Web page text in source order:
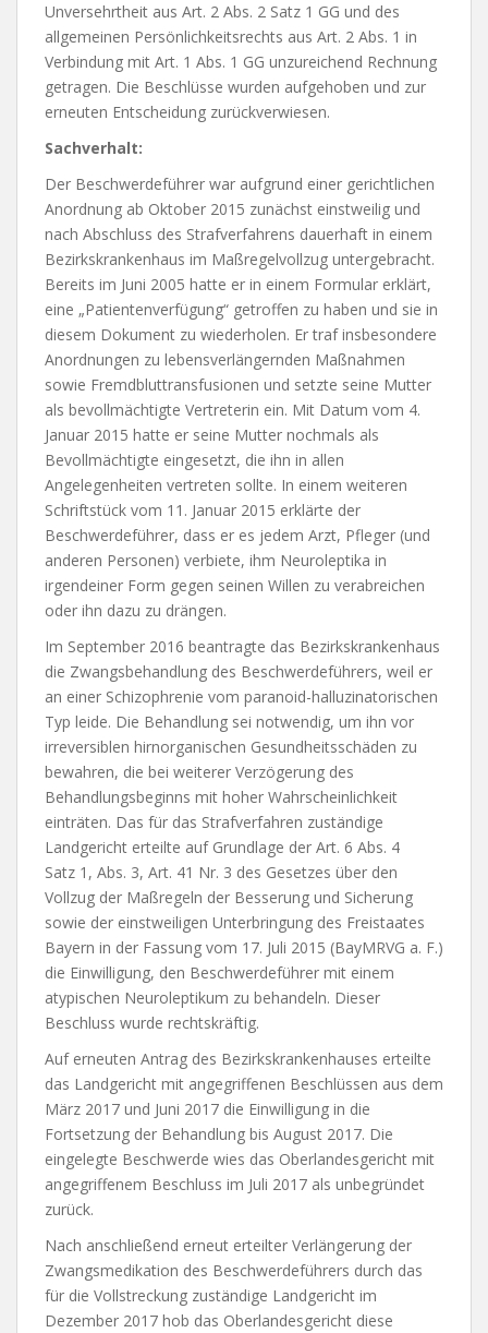
Unversehrtheit aus Art. 2 Abs. 2 Satz 1 GG und des
allgemeinen Persönlichkeitsrechts aus Art. 2 Abs. 1 in
Verbindung mit Art. 1 Abs. 1 GG unzureichend Rechnung
getragen. Die Beschlüsse wurden aufgehoben und zur
erneuten Entscheidung zurückverwiesen.
Sachverhalt:
Der Beschwerdeführer war aufgrund einer gerichtlichen
Anordnung ab Oktober 2015 zunächst einstweilig und
nach Abschluss des Strafverfahrens dauerhaft in einem
Bezirkskrankenhaus im Maßregelvollzug untergebracht.
Bereits im Juni 2005 hatte er in einem Formular erklärt,
eine „Patientenverfügung“ getroffen zu haben und sie in
diesem Dokument zu wiederholen. Er traf insbesondere
Anordnungen zu lebensverlängernden Maßnahmen
sowie Fremdbluttransfusionen und setzte seine Mutter
als bevollmächtigte Vertreterin ein. Mit Datum vom 4.
Januar 2015 hatte er seine Mutter nochmals als
Bevollmächtigte eingesetzt, die ihn in allen
Angelegenheiten vertreten sollte. In einem weiteren
Schriftstück vom 11. Januar 2015 erklärte der
Beschwerdeführer, dass er es jedem Arzt, Pfleger (und
anderen Personen) verbiete, ihm Neuroleptika in
irgendeiner Form gegen seinen Willen zu verabreichen
oder ihn dazu zu drängen.
Im September 2016 beantragte das Bezirkskrankenhaus
die Zwangsbehandlung des Beschwerdeführers, weil er
an einer Schizophrenie vom paranoid-halluzinatorischen
Typ leide. Die Behandlung sei notwendig, um ihn vor
irreversiblen hirnorganischen Gesundheitsschäden zu
bewahren, die bei weiterer Verzögerung des
Behandlungsbeginns mit hoher Wahrscheinlichkeit
einträten. Das für das Strafverfahren zuständige
Landgericht erteilte auf Grundlage der Art. 6 Abs. 4
Satz 1, Abs. 3, Art. 41 Nr. 3 des Gesetzes über den
Vollzug der Maßregeln der Besserung und Sicherung
sowie der einstweiligen Unterbringung des Freistaates
Bayern in der Fassung vom 17. Juli 2015 (BayMRVG a. F.)
die Einwilligung, den Beschwerdeführer mit einem
atypischen Neuroleptikum zu behandeln. Dieser
Beschluss wurde rechtskräftig.
Auf erneuten Antrag des Bezirkskrankenhauses erteilte
das Landgericht mit angegriffenen Beschlüssen aus dem
März 2017 und Juni 2017 die Einwilligung in die
Fortsetzung der Behandlung bis August 2017. Die
eingelegte Beschwerde wies das Oberlandesgericht mit
angegriffenem Beschluss im Juli 2017 als unbegründet
zurück.
Nach anschließend erneut erteilter Verlängerung der
Zwangsmedikation des Beschwerdeführers durch das
für die Vollstreckung zuständige Landgericht im
Dezember 2017 hob das Oberlandesgericht diese